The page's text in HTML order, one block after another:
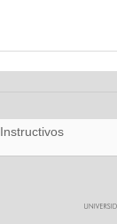
Instructivos